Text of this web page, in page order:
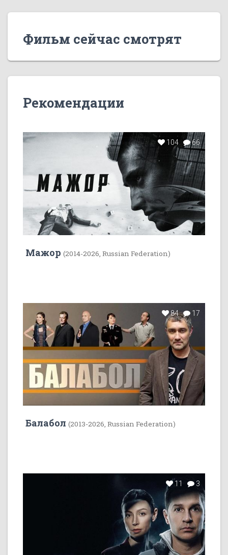
Фильм сейчас смотрят
Рекомендации
104 66
Мажор (2014-2026, Russian Federation)
84 17
Балабол (2013-2026, Russian Federation)
11 3